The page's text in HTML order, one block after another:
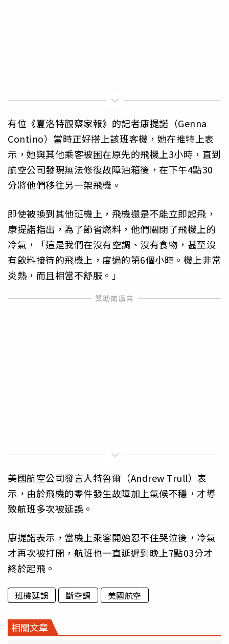
有位《夏洛特觀察家報》的記者康提諾（Genna
Contino）當時正好搭上該班客機，她在推特上表
示，她與其他乘客被困在原先的飛機上3小時，直到
航空公司發現無法修復故障油箱後，在下午4點30
分將他們移往另一架飛機。
即使被換到其他班機上，飛機還是不能立即起飛，
康提諾指出，為了節省燃料，他們關閉了飛機上的
冷氣，「這是我們在沒有空調、沒有食物，甚至沒
有飲料接待的飛機上，度過的第6個小時。機上非常
炎熱，而且相當不舒服。」
美國航空公司發言人特魯爾（Andrew Trull）表
示，由於飛機的零件發生故障加上氣候不穩，才導
致航班多次被延誤。
康提諾表示，當機上乘客開始忍不住哭泣後，冷氣
才再次被打開，航班也一直延遲到晚上7點03分才
終於起飛。
班機延誤 斷空調 美國航空
相關文章